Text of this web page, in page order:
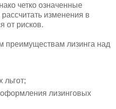
четко означенные
изменения в
от рисков.
преимуществам лизинга над
льгот;
лизинговых